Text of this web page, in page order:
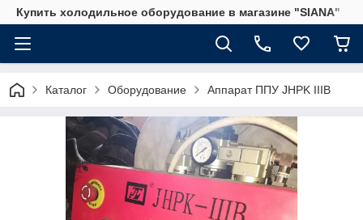
Купить холодильное оборудование в магазине "SIANA"
Каталог Оборудование Аппарат ППУ JHPK IIIB